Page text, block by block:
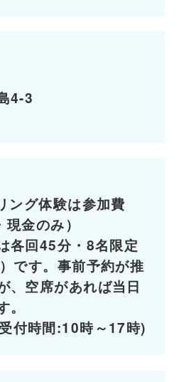
4-3
ング体験は参加費
金のみ）
各回45分・8名限定
です。事前予約が推
、空席があれば当日
付時間:10時～17時)